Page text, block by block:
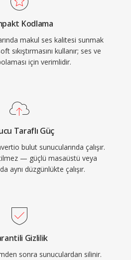
Kodlama
makul ses kalitesi sunmak
sıkıştırmasını kullanır; ses ve
için verimlidir.
Taraflı Güç
bulut sunucularında çalışır.
— güçlü masaüstü veya
aynı düzgünlükte çalışır.
Gizlilik
sonra sunuculardan silinir.